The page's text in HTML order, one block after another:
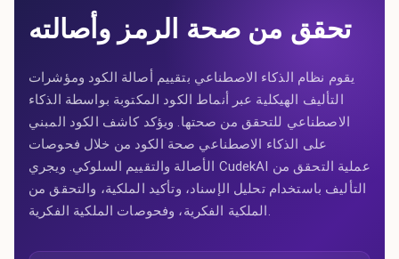
تحقق من صحة الرمز وأصالته
يقوم نظام الذكاء الاصطناعي بتقييم أصالة الكود ومؤشرات
التأليف الهيكلية عبر أنماط الكود المكتوبة بواسطة الذكاء
الاصطناعي للتحقق من صحتها. ويؤكد كاشف الكود المبني
على الذكاء الاصطناعي صحة الكود من خلال فحوصات
الأصالة والتقييم السلوكي. ويجري CudekAI عملية التحقق من
التأليف باستخدام تحليل الإسناد، وتأكيد الملكية، والتحقق من
الملكية الفكرية، وفحوصات الملكية الفكرية.